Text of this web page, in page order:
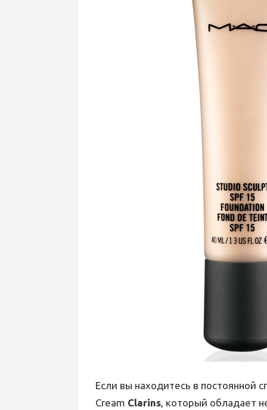
Если вы находитесь в постоянной
Cream Сlarins , который обладает